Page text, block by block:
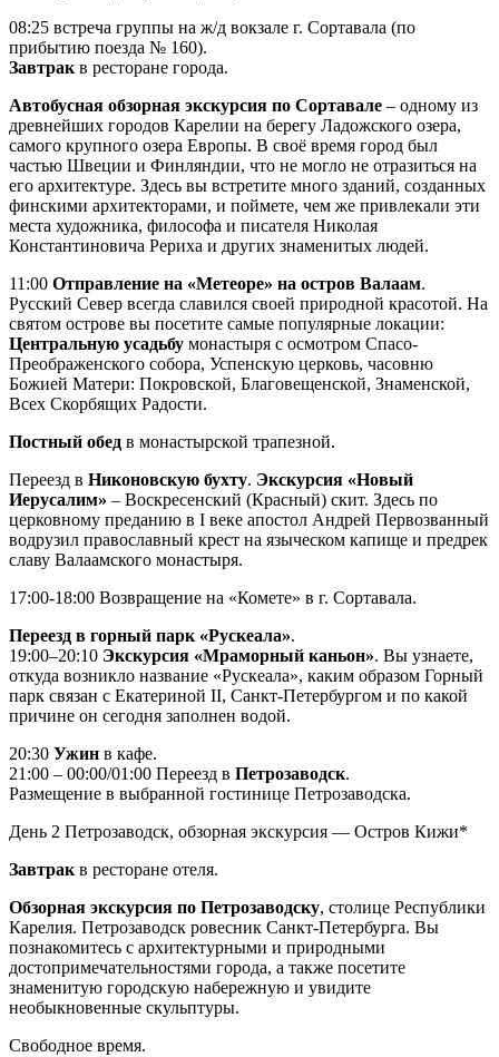
08:25 встреча группы на ж/д вокзале г. Сортавала (по
прибытию поезда № 160).
Завтрак в ресторане города.
Автобусная обзорная экскурсия по Сортавале – одному из
древнейших городов Карелии на берегу Ладожского озера,
самого крупного озера Европы. В своё время город был
частью Швеции и Финляндии, что не могло не отразиться на
его архитектуре. Здесь вы встретите много зданий, созданных
финскими архитекторами, и поймете, чем же привлекали эти
места художника, философа и писателя Николая
Константиновича Рериха и других знаменитых людей.
11:00 Отправление на «Метеоре» на остров Валаам.
Русский Север всегда славился своей природной красотой. На
святом острове вы посетите самые популярные локации:
Центральную усадьбу монастыря с осмотром Спасо-
Преображенского собора, Успенскую церковь, часовню
Божией Матери: Покровской, Благовещенской, Знаменской,
Всех Скорбящих Радости.
Постный обед в монастырской трапезной.
Переезд в Никоновскую бухту. Экскурсия «Новый
Иерусалим» – Воскресенский (Красный) скит. Здесь по
церковному преданию в I веке апостол Андрей Первозванный
водрузил православный крест на языческом капище и предрек
славу Валаамского монастыря.
17:00-18:00 Возвращение на «Комете» в г. Сортавала.
Переезд в горный парк «Рускеала».
19:00–20:10 Экскурсия «Мраморный каньон». Вы узнаете,
откуда возникло название «Рускеала», каким образом Горный
парк связан с Екатериной II, Санкт-Петербургом и по какой
причине он сегодня заполнен водой.
20:30 Ужин в кафе.
21:00 – 00:00/01:00 Переезд в Петрозаводск.
Размещение в выбранной гостинице Петрозаводска.
День 2 Петрозаводск, обзорная экскурсия — Остров Кижи*
Завтрак в ресторане отеля.
Обзорная экскурсия по Петрозаводску, столице Республики
Карелия. Петрозаводск ровесник Санкт-Петербурга. Вы
познакомитесь с архитектурными и природными
достопримечательностями города, а также посетите
знаменитую городскую набережную и увидите
необыкновенные скульптуры.
Свободное время.